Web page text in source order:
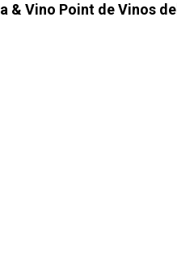
& Vino Point de Vinos del